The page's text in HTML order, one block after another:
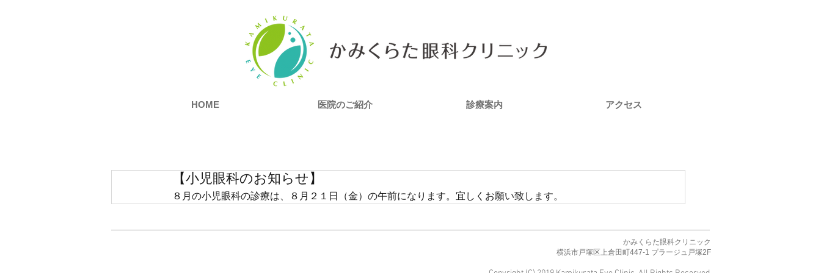
HOME 医院のご紹介 診療案内 アクセス
【小児眼科のお知らせ】
８月の小児眼科の診療は、８月２１日（金）の午前になります。宜しくお願い致します。
かみくらた眼科クリニック
横浜市戸塚区上倉田町447-1 プラージュ戸塚2F